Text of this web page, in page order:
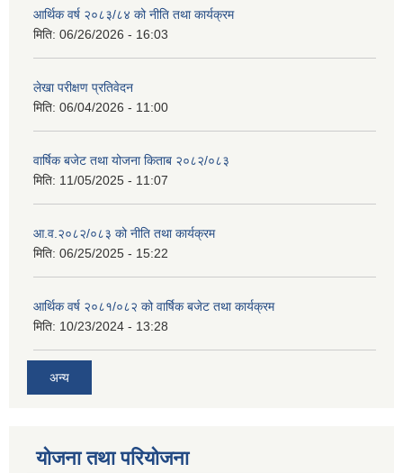
आर्थिक वर्ष २०८३/८४ को नीति तथा कार्यक्रम
मिति: 06/26/2026 - 16:03
लेखा परीक्षण प्रतिवेदन
मिति: 06/04/2026 - 11:00
वार्षिक बजेट तथा योजना किताब २०८२/०८३
मिति: 11/05/2025 - 11:07
आ.व.२०८२/०८३ को नीति तथा कार्यक्रम
मिति: 06/25/2025 - 15:22
आर्थिक वर्ष २०८१/०८२ को वार्षिक बजेट तथा कार्यक्रम
मिति: 10/23/2024 - 13:28
अन्य
योजना तथा परियोजना